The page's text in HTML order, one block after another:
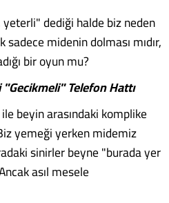
dediği halde biz neden
midenin dolması mıdır,
bir oyun mu?
Telefon Hattı
beyin arasındaki komplike
yemeği yerken midemiz
sinirler beyne "burada yer
asıl mesele